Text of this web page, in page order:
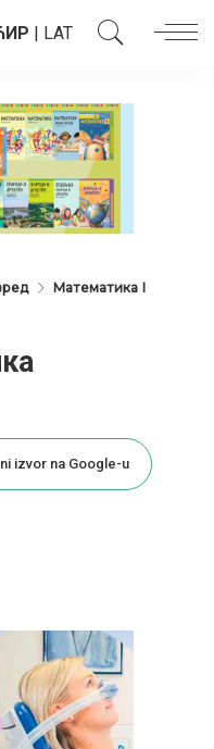
| LAT
Математика I
izvor na Google-u